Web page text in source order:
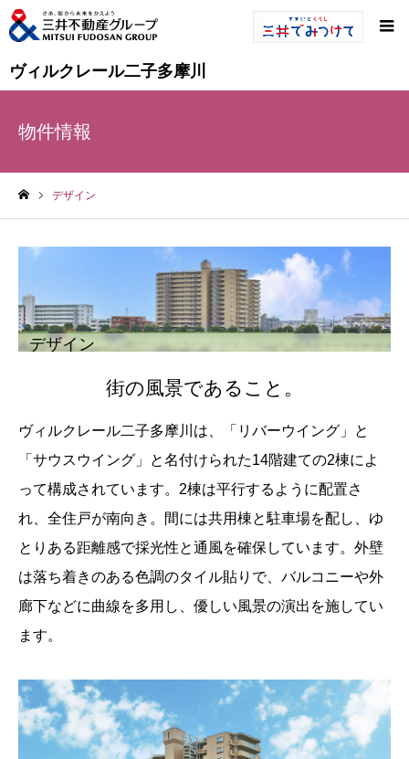
ヴィルクレール二子多摩川
物件情報
デザイン
デザイン
街の風景であること。
ヴィルクレール二子多摩川は、「リバーウイング」と
「サウスウイング」と名付けられた14階建ての2棟によ
って構成されています。2棟は平行するように配置さ
れ、全住戸が南向き。間には共用棟と駐車場を配し、ゆ
とりある距離感で採光性と通風を確保しています。外壁
は落ち着きのある色調のタイル貼りで、バルコニーや外
廊下などに曲線を多用し、優しい風景の演出を施してい
ます。